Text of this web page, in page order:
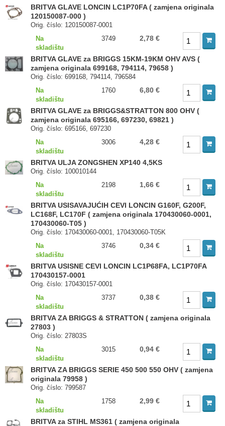
BRITVA GLAVE LONCIN LC1P70FA ( zamjena originala
120150087-000 )
Orig. číslo: 120150087-0001
Na
skladištu
3749 2,78 €
BRITVA GLAVE za BRIGGS 15KM-19KM OHV AVS (
zamjena originala 699168, 794114, 79658 )
Orig. číslo: 699168, 794114, 796584
Na
skladištu
1760 6,80 €
BRITVA GLAVE za BRIGGS&STRATTON 800 OHV (
zamjena originala 695166, 697230, 69821 )
Orig. číslo: 695166, 697230
Na
skladištu
3006 4,28 €
BRITVA ULJA ZONGSHEN XP140 4,5KS
Orig. číslo: 100010144
Na
skladištu
2198 1,66 €
BRITVA USISAVAJUĆIH CEVI LONCIN G160F, G200F,
LC168F, LC170F ( zamjena originala 170430060-0001,
170430060-T05 )
Orig. číslo: 170430060-0001, 170430060-T05K
Na
skladištu
3746 0,34 €
BRITVA USISNE CEVI LONCIN LC1P68FA, LC1P70FA
170430157-0001
Orig. číslo: 170430157-0001
Na
skladištu
3737 0,38 €
BRITVA ZA BRIGGS & STRATTON ( zamjena originala
27803 )
Orig. číslo: 27803S
Na
skladištu
3015 0,94 €
BRITVA ZA BRIGGS SERIE 450 500 550 OHV ( zamjena
originala 79958 )
Orig. číslo: 799587
Na
skladištu
1758 2,99 €
BRITVA za STIHL MS361 ( zamjena originala